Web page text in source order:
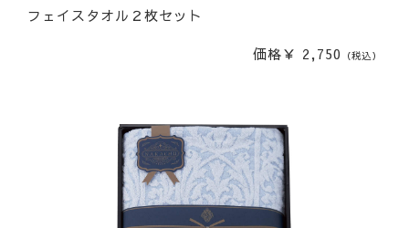
フェイスタオル２枚セット
価格￥ 2,750 （税込）